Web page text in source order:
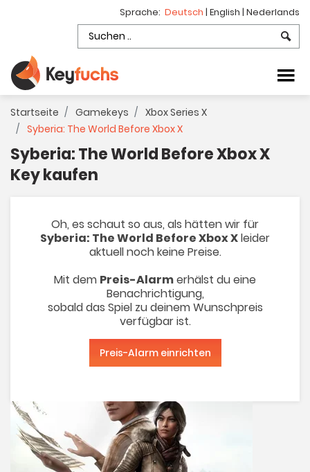
Sprache: Deutsch | English | Nederlands
Startseite Gamekeys
Xbox Series X
Syberia: The World Before Xbox X
Syberia: The World Before Xbox X
Key kaufen
Oh, es schaut so aus, als hätten wir für
Syberia: The World Before Xbox Xleider
aktuell noch keine Preise.
Mit dem Preis-Alarmerhälst du eine
Benachrichtigung,
sobald das Spiel zu deinem Wunschpreis
verfügbar ist.
Preis-Alarm einrichten